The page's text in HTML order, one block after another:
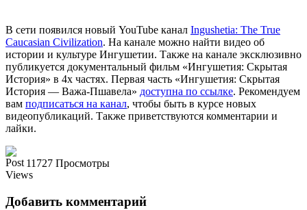
В сети появился новый YouTube канал Ingushetia: The True
Caucasian Civilization. На канале можно найти видео об
истории и культуре Ингушетии. Также на канале эксклюзивно
публикуется документальный фильм «Ингушетия: Скрытая
История» в 4х частях. Первая часть «Ингушетия: Скрытая
История — Важа-Пшавела» доступна по ссылке. Рекомендуем
вам подписаться на канал, чтобы быть в курсе новых
видеопубликаций. Также приветствуются комментарии и
лайки.
11727 Просмотры
Добавить комментарий